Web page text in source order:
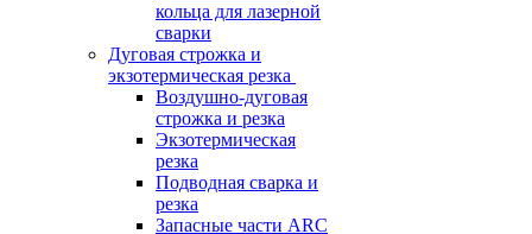
кольца для лазерной
сварки
Дуговая строжка и
экзотермическая резка
Воздушно-дуговая
строжка и резка
Экзотермическая
резка
Подводная сварка и
резка
Запасные части ARC